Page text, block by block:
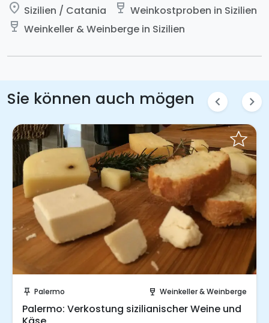
place Sizilien / Catania wine_bar Weinkostproben in Sizilien
wine_bar Weinkeller & Weinberge in Sizilien
Sie können auch mögen chevron_left chevron_right
push_pin Palermo wine_bar Weinkeller & Weinberge
Palermo: Verkostung sizilianischer Weine und